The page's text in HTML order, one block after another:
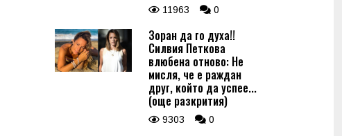
11963 0
Зоран да го духа!!
Силвия Петкова
влюбена отново: Не
мисля, че е раждан
друг, който да успее...
(още разкрития)
9303 0